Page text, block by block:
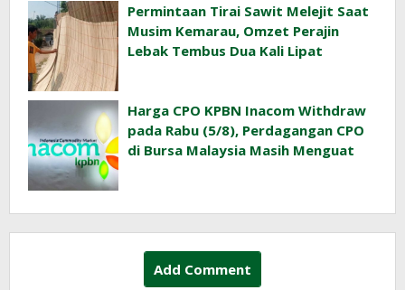
Permintaan Tirai Sawit Melejit Saat
Musim Kemarau, Omzet Perajin
Lebak Tembus Dua Kali Lipat
Harga CPO KPBN Inacom Withdraw
pada Rabu (5/8), Perdagangan CPO
di Bursa Malaysia Masih Menguat
Add Comment